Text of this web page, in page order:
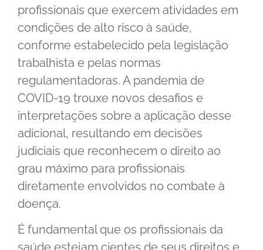
profissionais que exercem atividades em
condições de alto risco à saúde,
conforme estabelecido pela legislação
trabalhista e pelas normas
regulamentadoras. A pandemia de
COVID-19 trouxe novos desafios e
interpretações sobre a aplicação desse
adicional, resultando em decisões
judiciais que reconhecem o direito ao
grau máximo para profissionais
diretamente envolvidos no combate à
doença.
É fundamental que os profissionais da
saúde estejam cientes de seus direitos e